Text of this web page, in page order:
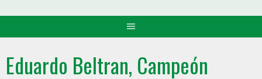
Eduardo Beltran, Campeón